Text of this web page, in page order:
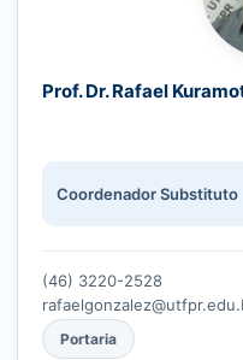
Prof. Dr. Rafael
Coordenador Substituto
(46) 3220-2528
Portaria